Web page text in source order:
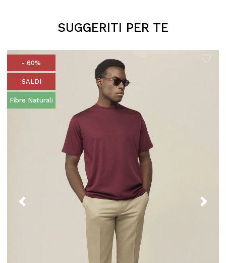
SUGGERITI PER TE
- 60%
SALDI
Fibre Naturali